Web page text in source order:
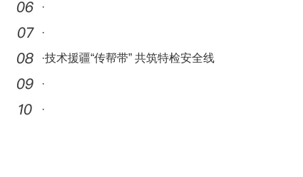
·
·
·技术援疆“传帮带” 共筑特检安全线
·
·